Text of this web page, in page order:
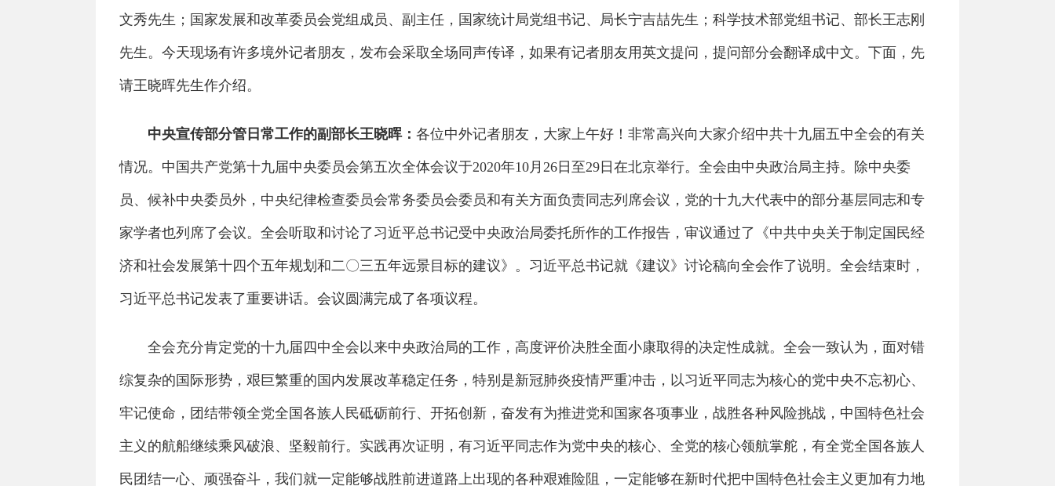
文秀先生；国家发展和改革委员会党组成员、副主任，国家统计局党组书记、局长宁吉喆先生；科学技术部党组书记、部长王志刚
先生。今天现场有许多境外记者朋友，发布会采取全场同声传译，如果有记者朋友用英文提问，提问部分会翻译成中文。下面，先
请王晓晖先生作介绍。
中央宣传部分管日常工作的副部长王晓晖： 各位中外记者朋友，大家上午好！非常高兴向大家介绍中共十九届五中全会的有关
情况。中国共产党第十九届中央委员会第五次全体会议于2020年10月26日至29日在北京举行。全会由中央政治局主持。除中央委
员、候补中央委员外，中央纪律检查委员会常务委员会委员和有关方面负责同志列席会议，党的十九大代表中的部分基层同志和专
家学者也列席了会议。全会听取和讨论了习近平总书记受中央政治局委托所作的工作报告，审议通过了《中共中央关于制定国民经
济和社会发展第十四个五年规划和二〇三五年远景目标的建议》。习近平总书记就《建议》讨论稿向全会作了说明。全会结束时，
习近平总书记发表了重要讲话。会议圆满完成了各项议程。
全会充分肯定党的十九届四中全会以来中央政治局的工作，高度评价决胜全面小康取得的决定性成就。全会一致认为，面对错
综复杂的国际形势，艰巨繁重的国内发展改革稳定任务，特别是新冠肺炎疫情严重冲击，以习近平同志为核心的党中央不忘初心、
牢记使命，团结带领全党全国各族人民砥砺前行、开拓创新，奋发有为推进党和国家各项事业，战胜各种风险挑战，中国特色社会
主义的航船继续乘风破浪、坚毅前行。实践再次证明，有习近平同志作为党中央的核心、全党的核心领航掌舵，有全党全国各族人
民团结一心、顽强奋斗，我们就一定能够战胜前进道路上出现的各种艰难险阻，一定能够在新时代把中国特色社会主义更加有力地